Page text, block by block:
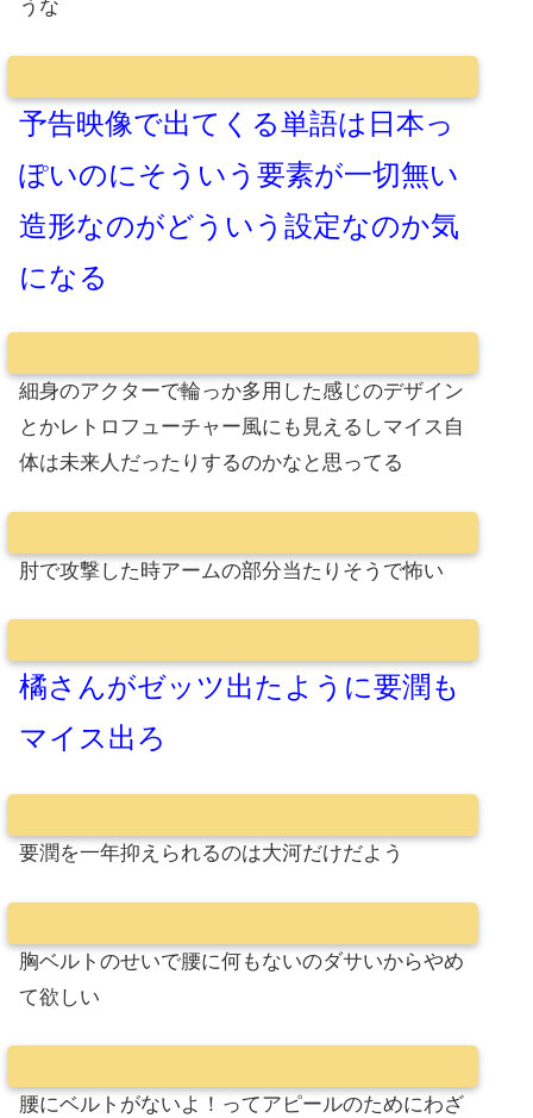
うな
予告映像で出てくる単語は日本っ
ぽいのにそういう要素が一切無い
造形なのがどういう設定なのか気
になる
細身のアクターで輪っか多用した感じのデザイン
とかレトロフューチャー風にも見えるしマイス自
体は未来人だったりするのかなと思ってる
肘で攻撃した時アームの部分当たりそうで怖い
橘さんがゼッツ出たように要潤も
マイス出ろ
要潤を一年抑えられるのは大河だけだよう
胸ベルトのせいで腰に何もないのダサいからやめ
て欲しい
腰にベルトがないよ！ってアピールのためにわざ